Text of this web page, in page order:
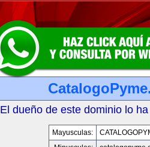
El dueño de este dominio lo
Mayusculas: